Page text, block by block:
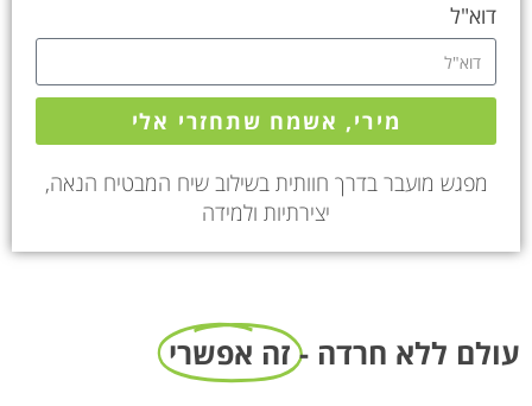
דוא"ל
מירי, אשמח שתחזרי אלי
מפגש מועבר בדרך חוותית בשילוב שיח המבטיח הנאה,
יצירתיות ולמידה
עולם ללא חרדה -זה אפשרי